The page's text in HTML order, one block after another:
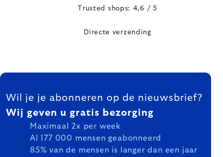
Trusted shops: 4,6 / 5
Directe verzending
FOOTER
Wil je je abonneren op de nieuwsbrief?
Wij geven u gratis bezorging
Maximaal 2x per week
Al 177 000 mensen geabonneerd
85% van de mensen is langer dan een jaar